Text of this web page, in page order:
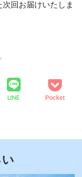
回お届けいたしま
LINE Pocket